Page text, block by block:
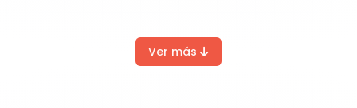
Ver más